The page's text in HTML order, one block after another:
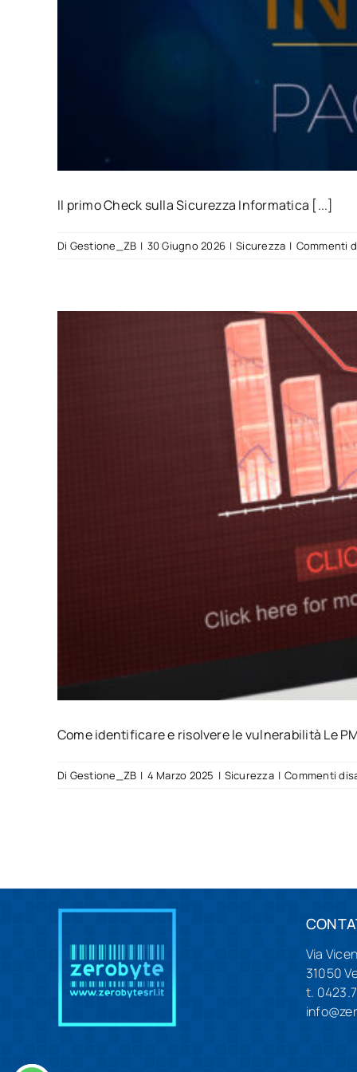
Il primo Check sulla Sicurezza Informatica [...]
Di Gestione_ZB | 30 Giugno 2026 | Sicurezza | Commenti
Come identificare e risolvere le vulnerabilità Le
Di Gestione_ZB | 4 Marzo 2025 | Sicurezza | Commenti
Via
31050
t.